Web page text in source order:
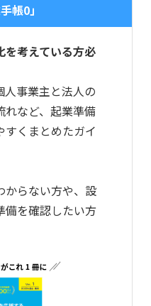
帳0」
を考えている方必
事業主と法人の
れなど、起業準備
すくまとめたガイ
からない方や、設
備を確認したい方